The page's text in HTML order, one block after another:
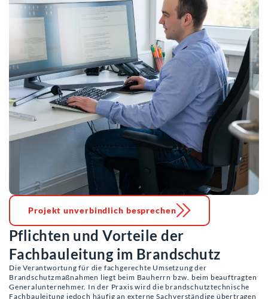
Projekt unverbindlich besprechen
Pflichten und Vorteile der
Fachbauleitung im Brandschutz
Die Verantwortung für die fachgerechte Umsetzung der
Brandschutzmaßnahmen liegt beim Bauherrn bzw. beim beauftragten
Generalunternehmer. In der Praxis wird die brandschutztechnische
Fachbauleitung jedoch häufig an externe Sachverständige übertragen